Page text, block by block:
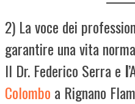
2) La voce dei
garantire una vita
Il Dr. Federico Serra e l
Colombo a Rignano